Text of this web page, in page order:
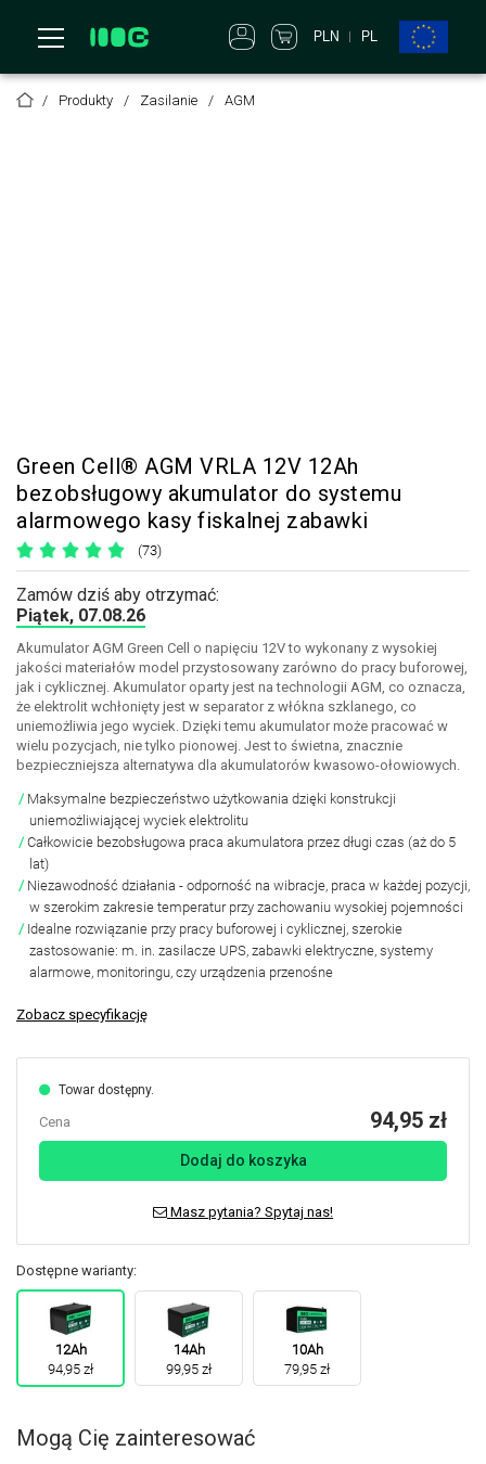
PLN PL
Produkty Zasilanie AGM
Green Cell® AGM VRLA 12V 12Ah
bezobsługowy akumulator do systemu
alarmowego kasy fiskalnej zabawki
(73)
Zamów dziś aby otrzymać:
Piątek, 07.08.26
Akumulator AGM Green Cell o napięciu 12V to wykonany z wysokiej
jakości materiałów model przystosowany zarówno do pracy buforowej,
jak i cyklicznej. Akumulator oparty jest na technologii AGM, co oznacza,
że elektrolit wchłonięty jest w separator z włókna szklanego, co
uniemożliwia jego wyciek. Dzięki temu akumulator może pracować w
wielu pozycjach, nie tylko pionowej. Jest to świetna, znacznie
bezpieczniejsza alternatywa dla akumulatorów kwasowo-ołowiowych.
Maksymalne bezpieczeństwo użytkowania dzięki konstrukcji
uniemożliwiającej wyciek elektrolitu
Całkowicie bezobsługowa praca akumulatora przez długi czas (aż do 5
lat)
Niezawodność działania - odporność na wibracje, praca w każdej pozycji,
w szerokim zakresie temperatur przy zachowaniu wysokiej pojemności
Idealne rozwiązanie przy pracy buforowej i cyklicznej, szerokie
zastosowanie: m. in. zasilacze UPS, zabawki elektryczne, systemy
alarmowe, monitoringu, czy urządzenia przenośne
Zobacz specyfikację
Towar dostępny.
Cena 94,95 zł
Dodaj do koszyka
Masz pytania? Spytaj nas!
Dostępne warianty:
12Ah
94,95 zł
14Ah
99,95 zł
10Ah
79,95 zł
Mogą Cię zainteresować